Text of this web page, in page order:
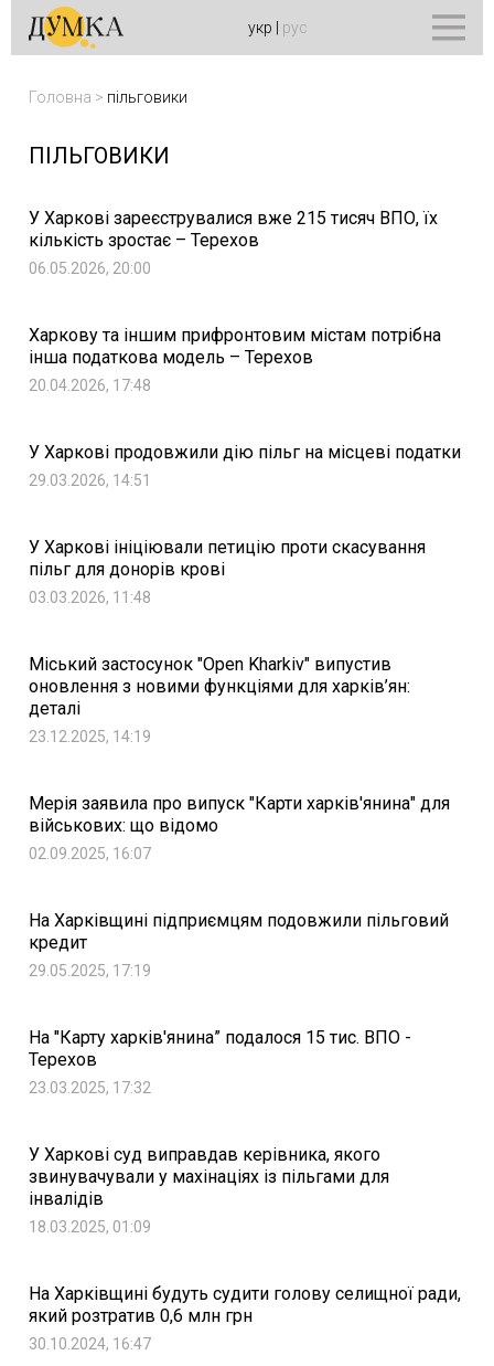
укр рус
Головна > пільговики
ПІЛЬГОВИКИ
У Харкові зареєструвалися вже 215 тисяч ВПО, їх
кількість зростає – Терехов
06.05.2026, 20:00
Харкову та іншим прифронтовим містам потрібна
інша податкова модель – Терехов
20.04.2026, 17:48
У Харкові продовжили дію пільг на місцеві податки
29.03.2026, 14:51
У Харкові ініціювали петицію проти скасування
пільг для донорів крові
03.03.2026, 11:48
Міський застосунок "Open Kharkiv" випустив
оновлення з новими функціями для харків’ян:
деталі
23.12.2025, 14:19
Мерія заявила про випуск "Карти харків'янина" для
військових: що відомо
02.09.2025, 16:07
На Харківщині підприємцям подовжили пільговий
кредит
29.05.2025, 17:19
На "Карту харків'янина” подалося 15 тис. ВПО -
Терехов
23.03.2025, 17:32
У Харкові суд виправдав керівника, якого
звинувачували у махінаціях із пільгами для
інвалідів
18.03.2025, 01:09
На Харківщині будуть судити голову селищної ради,
який розтратив 0,6 млн грн
30.10.2024, 16:47